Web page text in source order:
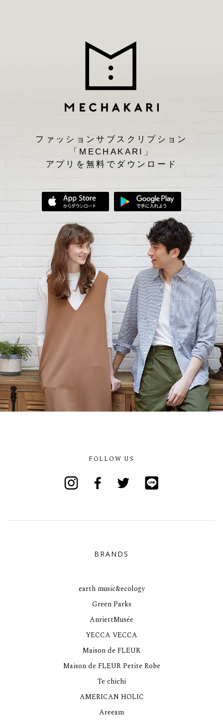
ファッションサブスクリプション
「MECHAKARI」
アプリを無料でダウンロード
App Storeからダウンロード
FOLLOW US
BRANDS
earth music&ecology
Green Parks
AnriettMusée
YECCA VECCA
Maison de FLEUR
Maison de FLEUR Petite Robe
Te chichi
AMERICAN HOLIC
Areeam